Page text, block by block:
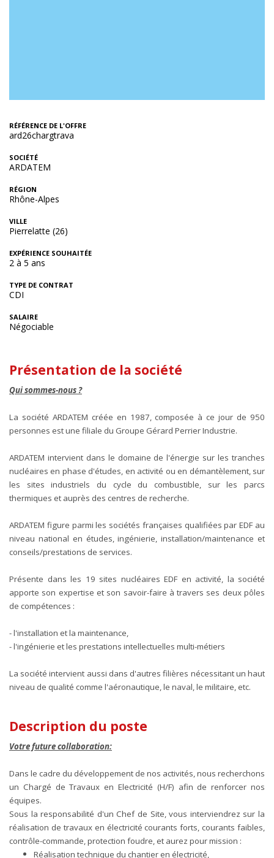
RÉFÉRENCE DE L'OFFRE
ard26chargtrava
SOCIÉTÉ
ARDATEM
RÉGION
Rhône-Alpes
VILLE
Pierrelatte (26)
EXPÉRIENCE SOUHAITÉE
2 à 5 ans
TYPE DE CONTRAT
CDI
SALAIRE
Négociable
Présentation de la société
Qui sommes-nous ?
La société ARDATEM créée en 1987, composée à ce jour de 950
personnes est une filiale du Groupe Gérard Perrier Industrie.
ARDATEM intervient dans le domaine de l'énergie sur les tranches
nucléaires en phase d'études, en activité ou en démantèlement, sur
les sites industriels du cycle du combustible, sur les parcs
thermiques et auprès des centres de recherche.
ARDATEM figure parmi les sociétés françaises qualifiées par EDF au
niveau national en études, ingénierie, installation/maintenance et
conseils/prestations de services.
Présente dans les 19 sites nucléaires EDF en activité, la société
apporte son expertise et son savoir-faire à travers ses deux pôles
de compétences :
- l'installation et la maintenance,
- l'ingénierie et les prestations intellectuelles multi-métiers
La société intervient aussi dans d'autres filières nécessitant un haut
niveau de qualité comme l'aéronautique, le naval, le militaire, etc.
Description du poste
Votre future collaboration:
Dans le cadre du développement de nos activités, nous recherchons
un Chargé de Travaux en Electricité (H/F) afin de renforcer nos
équipes.
Sous la responsabilité d'un Chef de Site, vous interviendrez sur la
réalisation de travaux en électricité courants forts, courants faibles,
contrôle-commande, protection foudre, et aurez pour mission :
Réalisation technique du chantier en électricité,